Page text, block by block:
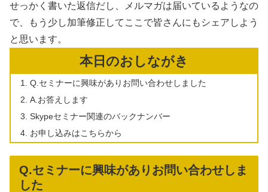
せっかく書いた返信だし、メルマガは届いているようなの
で、もう少し加筆修正してここで皆さんにもシェアしよう
と思います。
本日のおしながき
Q.セミナーに興味がありお問い合わせしました
A.お答えします
Skypeセミナー関連のバックナンバー
お申し込みはこちらから
Q.セミナーに興味がありお問い合わせしま
した